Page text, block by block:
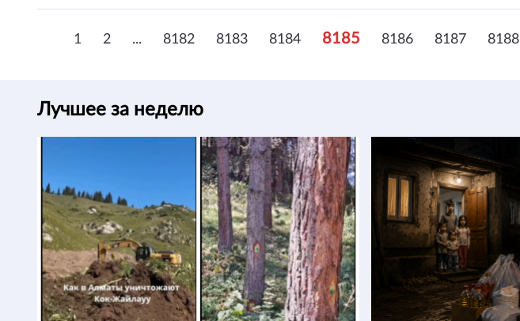
1 2 ... 8182 8183 8184 8185 8186 8187 8188
Лучшее за неделю